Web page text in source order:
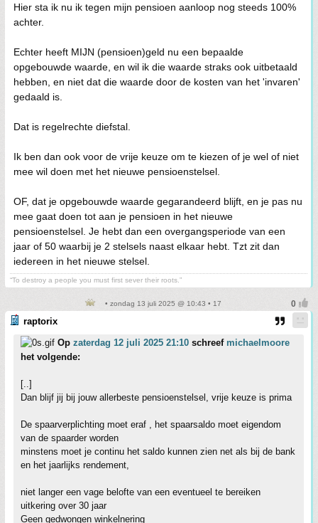
Hier sta ik nu ik tegen mijn pensioen aanloop nog steeds 100%
achter.
Echter heeft MIJN (pensioen)geld nu een bepaalde
opgebouwde waarde, en wil ik die waarde straks ook uitbetaald
hebben, en niet dat die waarde door de kosten van het 'invaren'
gedaald is.
Dat is regelrechte diefstal.
Ik ben dan ook voor de vrije keuze om te kiezen of je wel of niet
mee wil doen met het nieuwe pensioenstelsel.
OF, dat je opgebouwde waarde gegarandeerd blijft, en je pas nu
mee gaat doen tot aan je pensioen in het nieuwe
pensioenstelsel. Je hebt dan een overgangsperiode van een
jaar of 50 waarbij je 2 stelsels naast elkaar hebt. Tzt zit dan
iedereen in het nieuwe stelsel.
“To destroy a people you must first sever their roots.”
• zondag 13 juli 2025 @ 10:43 • 17
raptorix
Op zaterdag 12 juli 2025 21:10 schreef michaelmoore
het volgende:
[..]
Dan blijf jij bij jouw allerbeste pensioenstelsel, vrije keuze is prima
De spaarverplichting moet eraf , het spaarsaldo moet eigendom
van de spaarder worden
minstens moet je continu het saldo kunnen zien net als bij de bank
en het jaarlijks rendement,
niet langer een vage belofte van een eventueel te bereiken
uitkering over 30 jaar
Geen gedwongen winkelnering